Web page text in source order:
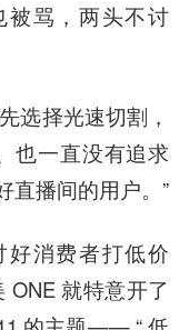
骂，两头不讨
选择光速切割，
也一直没有追求
直播间的用户。”
消费者打低价
就特意开了